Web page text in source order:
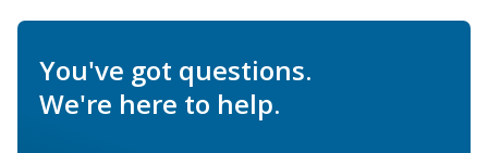
You've got questions.
We're here to help.